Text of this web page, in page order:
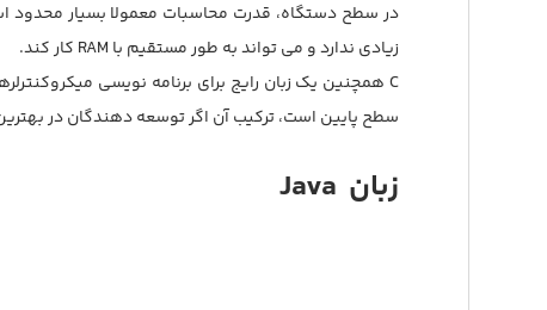
زیادی ندارد و می تواند به طور مستقیم با RAM کار کند.
سطح پایین است، ترکیب آن اگر توسعه دهندگان در
زبان Java